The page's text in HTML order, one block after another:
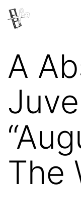
Pular
para
conteúdo
Revista
A
The